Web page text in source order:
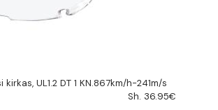
UL1.2 DT 1 KN.867km/h-241m/s
Sh. 36.95€